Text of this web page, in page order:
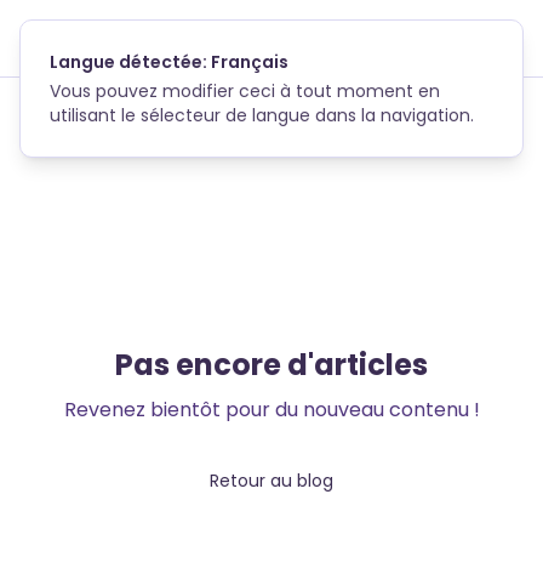
Skip to main content
Langue détectée: Français
Vous pouvez modifier ceci à tout moment en
utilisant le sélecteur de langue dans la navigation.
Pas encore d'articles
Revenez bientôt pour du nouveau contenu !
Retour au blog